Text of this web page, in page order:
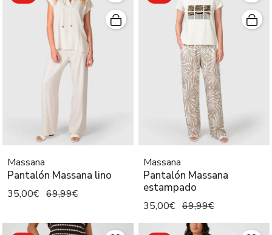
Massana
Pantalón Massana lino
35,00€ 69,99€
Massana
Pantalón Massana
estampado
35,00€ 69,99€